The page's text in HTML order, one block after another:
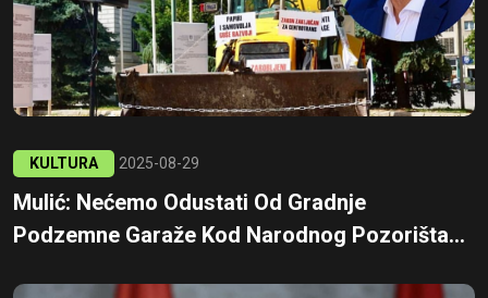
KULTURA 2025-08-29
Mulić: Nećemo Odustati Od Gradnje
Podzemne Garaže Kod Narodnog Pozorišta...